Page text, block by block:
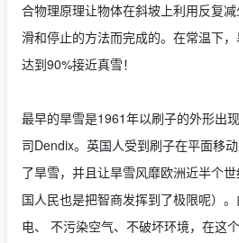
合物理原理让物体在斜坡上利用反复
滑和停止的方法而完成的。在常温下
达到90%接近真雪！
最早的旱雪是1961年以刷子的外形出
司Dendix。英国人受到刷子在平面移
了旱雪，并且让旱雪风靡欧洲近半个
国人民也是把智商发挥到了极限呢）
电、 不污染空气、不破坏环境，在这